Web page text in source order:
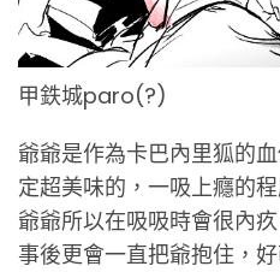
甲鉄城paro(?)
爺爺是作為卡巴內里狐的
定超美味的，一吸上癮的
爺爺所以在吸吸時會很內
事後更會一直把爺抱住，